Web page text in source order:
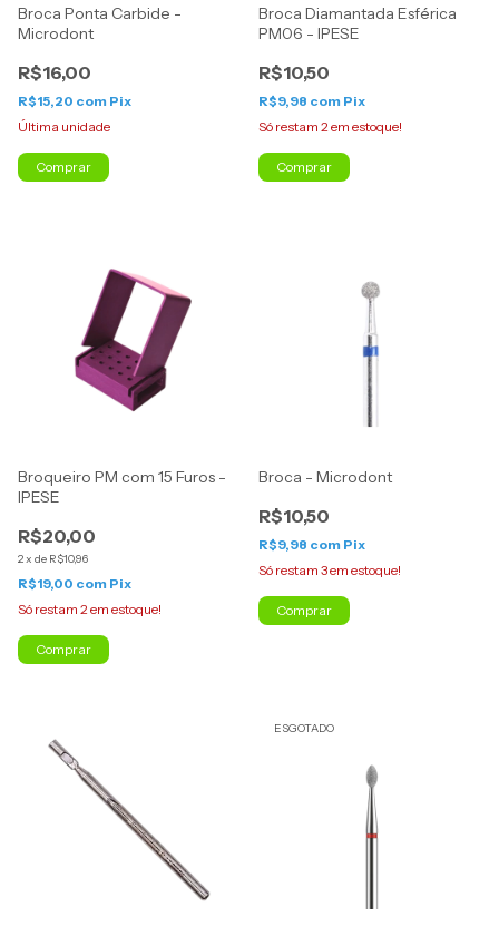
Broca Ponta Carbide -
Microdont
R$16,00
R$15,20 com Pix
Última unidade
Comprar
Broca Diamantada Esférica
PM06 - IPESE
R$10,50
R$9,98 com Pix
Só restam 2em estoque!
Broqueiro PM com 15 Furos -
IPESE
R$20,00
2x de R$10,96
R$19,00 com Pix
Só restam 2em estoque!
Broca - Microdont
R$10,50
R$9,98 com Pix
Só restam 3em estoque!
Comprar
ESGOTADO